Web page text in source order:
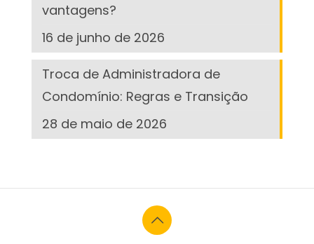
vantagens?
16 de junho de 2026
Troca de Administradora de
Condomínio: Regras e Transição
28 de maio de 2026